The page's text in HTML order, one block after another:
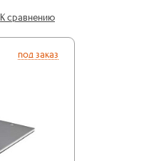
К сравнению
под заказ